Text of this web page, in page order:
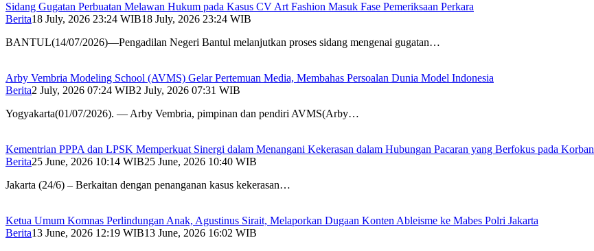
Sidang Gugatan Perbuatan Melawan Hukum pada Kasus CV Art Fashion Masuk Fase Pemeriksaan Perkara
Berita18 July, 2026 23:24 WIB18 July, 2026 23:24 WIB
BANTUL(14/07/2026)—Pengadilan Negeri Bantul melanjutkan proses sidang mengenai gugatan…
Arby Vembria Modeling School (AVMS) Gelar Pertemuan Media, Membahas Persoalan Dunia Model Indonesia
Berita2 July, 2026 07:24 WIB2 July, 2026 07:31 WIB
Yogyakarta(01/07/2026). — Arby Vembria, pimpinan dan pendiri AVMS(Arby…
Kementrian PPPA dan LPSK Memperkuat Sinergi dalam Menangani Kekerasan dalam Hubungan Pacaran yang Berfokus pada Korban
Berita25 June, 2026 10:14 WIB25 June, 2026 10:40 WIB
Jakarta (24/6) – Berkaitan dengan penanganan kasus kekerasan…
Ketua Umum Komnas Perlindungan Anak, Agustinus Sirait, Melaporkan Dugaan Konten Ableisme ke Mabes Polri Jakarta
Berita13 June, 2026 12:19 WIB13 June, 2026 16:02 WIB